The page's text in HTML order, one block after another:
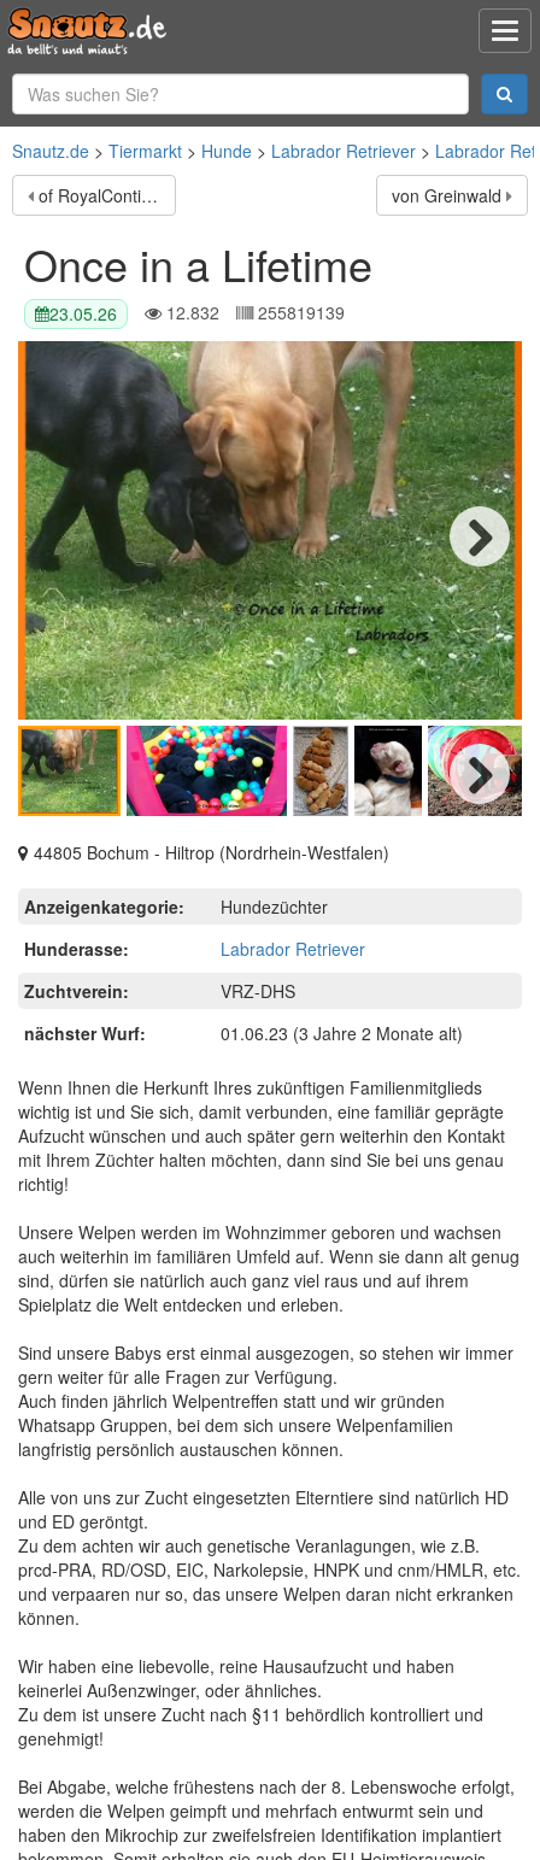
Snautz.de Tiermarkt Hunde Labrador Retriever
Labrador
of RoyalContinentals
von Greinwald
Once in a Lifetime
23.05.26 12.832 255819139
Next
Next
44805 Bochum - Hiltrop (Nordrhein-Westfalen)
Anzeigenkategorie:
Hundezüchter
Hunderasse:
Labrador Retriever
Zuchtverein:
VRZ-DHS
nächster Wurf:
01.06.23 (3 Jahre 2 Monate alt)
Wenn Ihnen die Herkunft Ihres zukünftigen Familienmitglieds
wichtig ist und Sie sich, damit verbunden, eine familiär geprägte
Aufzucht wünschen und auch später gern weiterhin den Kontakt
mit Ihrem Züchter halten möchten, dann sind Sie bei uns genau
richtig!
Unsere Welpen werden im Wohnzimmer geboren und wachsen
auch weiterhin im familiären Umfeld auf. Wenn sie dann alt genug
sind, dürfen sie natürlich auch ganz viel raus und auf ihrem
Spielplatz die Welt entdecken und erleben.
Sind unsere Babys erst einmal ausgezogen, so stehen wir immer
gern weiter für alle Fragen zur Verfügung.
Auch finden jährlich Welpentreffen statt und wir gründen
Whatsapp Gruppen, bei dem sich unsere Welpenfamilien
langfristig persönlich austauschen können.
Alle von uns zur Zucht eingesetzten Elterntiere sind natürlich HD
und ED geröntgt.
Zu dem achten wir auch genetische Veranlagungen, wie z.B.
prcd-PRA, RD/OSD, EIC, Narkolepsie, HNPK und cnm/HMLR, etc.
und verpaaren nur so, das unsere Welpen daran nicht erkranken
können.
Wir haben eine liebevolle, reine Hausaufzucht und haben
keinerlei Außenzwinger, oder ähnliches.
Zu dem ist unsere Zucht nach §11 behördlich kontrolliert und
genehmigt!
Bei Abgabe, welche frühestens nach der 8. Lebenswoche erfolgt,
werden die Welpen geimpft und mehrfach entwurmt sein und
haben den Mikrochip zur zweifelsfreien Identifikation implantiert